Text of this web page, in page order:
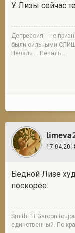
У Лизы сейчас
Депрессия -- не
были сильными
Печаль ... Печаль ...
Бедной Лизе
поскорее.
Smith. Et Garcon
единственный. По